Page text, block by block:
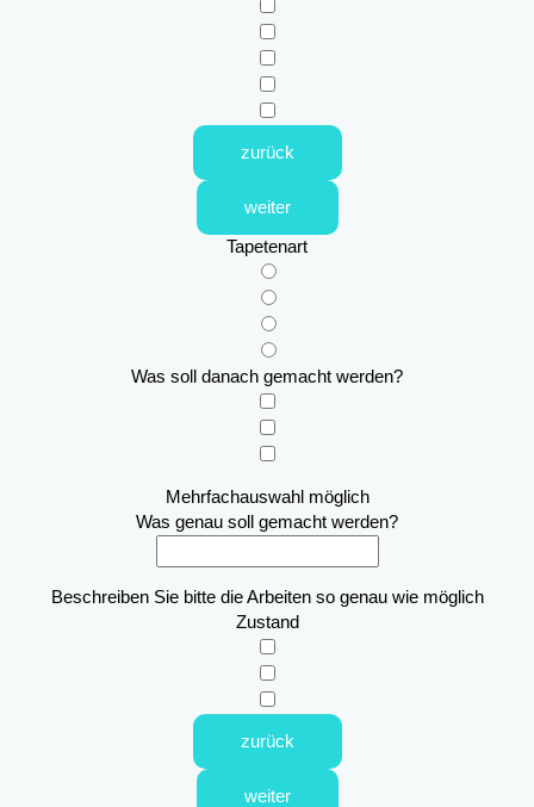
zurück
weiter
Tapetenart
Was soll danach gemacht werden?
Mehrfachauswahl möglich
Was genau soll gemacht werden?
Beschreiben Sie bitte die Arbeiten so genau wie möglich
Zustand
zurück
weiter